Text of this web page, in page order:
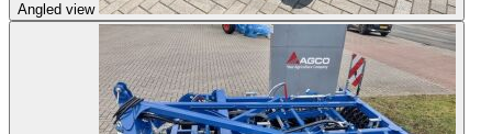
Angled view